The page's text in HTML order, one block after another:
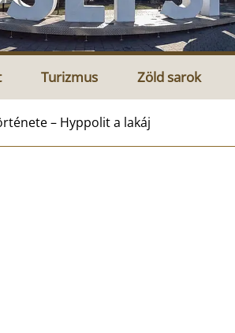
Turizmus Zöld sarok
– Hyppolit a lakáj